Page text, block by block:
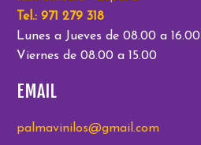
Tel.: 971 279 318
Lunes a Jueves de 08.00 a 16.00
Viernes de 08.00 a 15.00
EMAIL
palmavinilos@gmail.com